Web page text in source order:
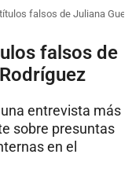
falsos de Juliana
falsos de
entrevista más
sobre presuntas
en el